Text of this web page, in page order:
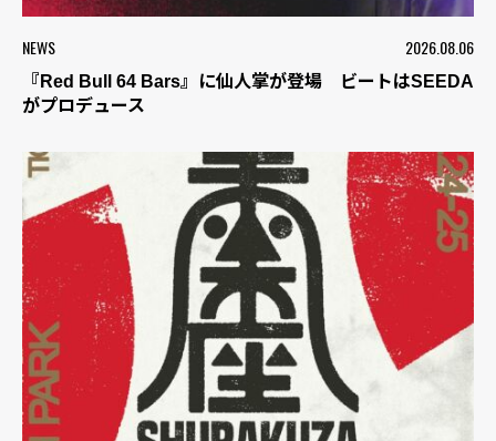
NEWS 2026.08.06
『Red Bull 64 Bars』に仙人掌が登場 ビートはSEEDA
がプロデュース